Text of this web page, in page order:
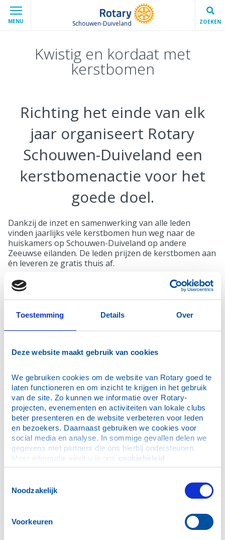
Toestemming Details Over
Deze website maakt gebruik van cookies
We gebruiken cookies om de website van Rotary goed te
laten functioneren en om inzicht te krijgen in het gebruik
van de site. Zo kunnen we informatie over Rotary-
projecten, evenementen en activiteiten van lokale clubs
beter presenteren en de website verbeteren voor leden
en bezoekers. Daarnaast gebruiken we cookies voor
social media en analyse. In sommige gevallen delen we
gegevens met partners die ons hierbij ondersteunen.
Meer informatie vindt u in ons cookiebeleid
Noodzakelijk
Voorkeuren
MENU Schouwen-Duiveland ZOEKEN
Kwistig en kordaat met
kerstbomen
Richting het einde van elk
jaar organiseert Rotary
Schouwen-Duiveland een
kerstbomenactie voor het
goede doel.
Dankzij de inzet en samenwerking van alle leden
vinden jaarlijks vele kerstbomen hun weg naar de
huiskamers op Schouwen-Duiveland op andere
Zeeuwse eilanden. De leden prijzen de kerstbomen aan
én leveren ze gratis thuis af.
De hoge kwaliteit van de bomen, de website om
eenvoudig te bestellen en te betalen, en de bezorging
aan huis (of op het werk) maken dat de schare trouwe
klanten jaarlijks groeit.
De opbrengst van deze kerstbomenverkoop besteedt
voor kinderen van ouders die de Voedselbank
"Een klein gebaar kan juist in
deze periode van het jaar
een groot verschil maken.
Met de steun van onze
kerstbomenkopers hopen we
zoveel mogelijk gezinnen een